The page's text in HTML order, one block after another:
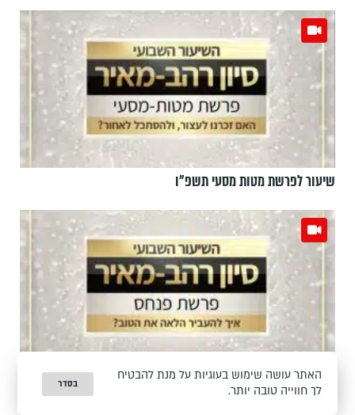
שיעור לפרשת מטות מסעי תשפ"ו
שיעור לפרשת פנחס תשפ"ו
האתר עושה שימוש בעוגיות על מנת להבטיח
לך חווייה טובה יותר.
בסדר